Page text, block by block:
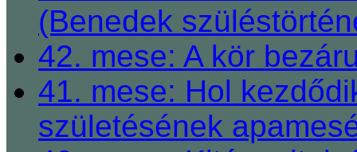
(Benedek
42. mese: A kör
41. mese: Hol
születésének